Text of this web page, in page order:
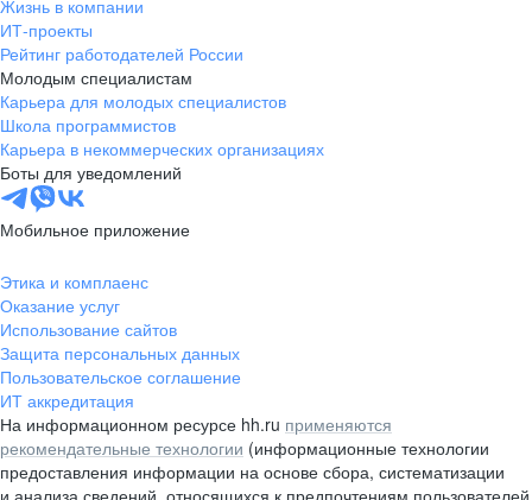
Жизнь в компании
ИТ-проекты
Рейтинг работодателей России
Молодым специалистам
Карьера для молодых специалистов
Школа программистов
Карьера в некоммерческих организациях
Боты для уведомлений
Мобильное приложение
Этика и комплаенс
Оказание услуг
Использование сайтов
Защита персональных данных
Пользовательское соглашение
ИТ аккредитация
На информационном ресурсе hh.ru применяются
рекомендательные технологии (информационные технологии
предоставления информации на основе сбора, систематизации
и анализа сведений, относящихся к предпочтениям пользователей